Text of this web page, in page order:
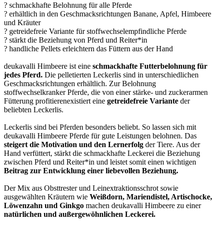
? schmackhafte Belohnung für alle Pferde
? erhältlich in den Geschmacksrichtungen Banane, Apfel, Himbeere
und Kräuter
? getreidefreie Variante für stoffwechselempfindliche Pferde
? stärkt die Beziehung von Pferd und Reiter*in
? handliche Pellets erleichtern das Füttern aus der Hand
deukavalli Himbeere ist eine schmackhafte Futterbelohnung für
jedes Pferd. Die pelletierten Leckerlis sind in unterschiedlichen
Geschmacksrichtungen erhältlich. Zur Belohnung
stoffwechselkranker Pferde, die von einer stärke- und zuckerarmen
Fütterung profitierenexistiert eine getreidefreie Variante der
beliebten Leckerlis.
Leckerlis sind bei Pferden besonders beliebt. So lassen sich mit
deukavalli Himbeere Pferde für gute Leistungen belohnen. Das
steigert die Motivation und den Lernerfolg der Tiere. Aus der
Hand verfüttert, stärkt die schmackhafte Leckerei die Beziehung
zwischen Pferd und Reiter*in und leistet somit einen wichtigen
Beitrag zur Entwicklung einer liebevollen Beziehung.
Der Mix aus Obsttrester und Leinextraktionsschrot sowie
ausgewählten Kräutern wie Weißdorn, Mariendistel, Artischocke,
Löwenzahn und Ginkgo machen deukavalli Himbeere zu einer
natürlichen und außergewöhnlichen Leckerei.